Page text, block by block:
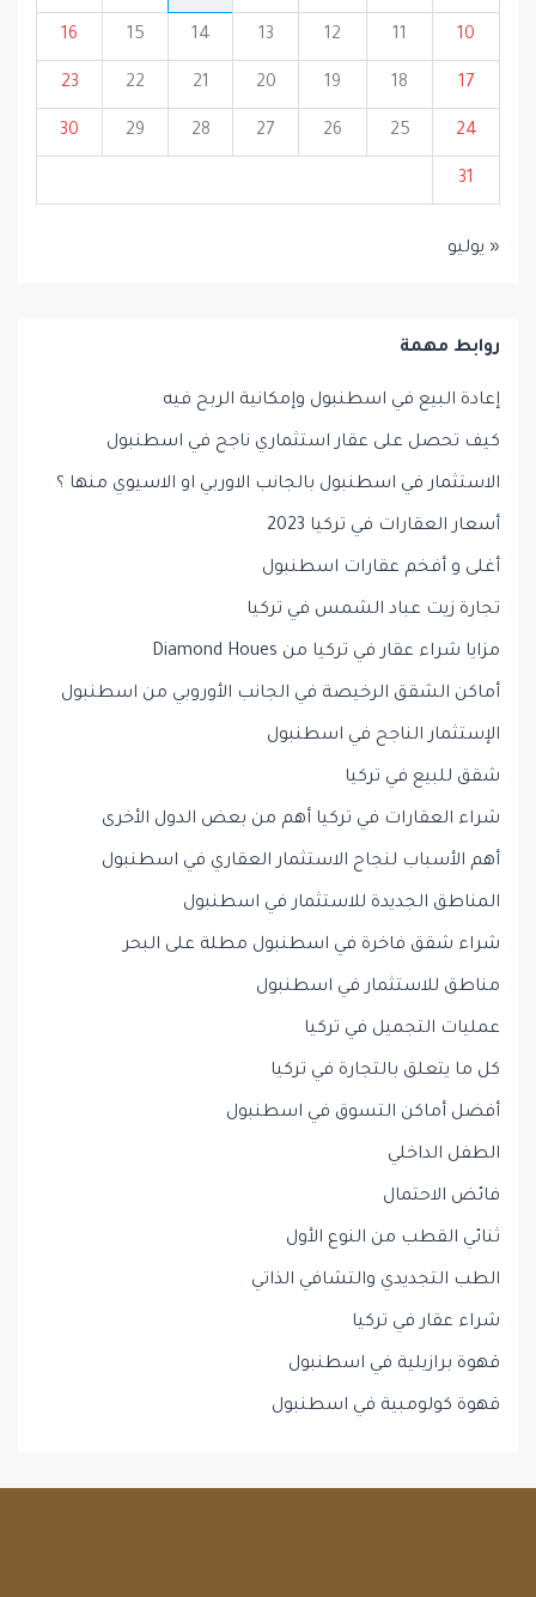
10
11
12
13
14
15
16
17
18
19
20
21
22
23
24
25
26
27
28
29
30
31
« يوليو
روابط مهمة
إعادة البيع في اسطنبول وإمكانية الربح فيه
كيف تحصل على عقار استثماري ناجح في اسطنبول
الاستثمار في اسطنبول بالجانب الاوربي او الاسيوي منها ؟
أسعار العقارات في تركيا 2023
أغلى و أفخم عقارات اسطنبول
تجارة زيت عباد الشمس في تركيا
مزايا شراء عقار في تركيا من Diamond Houes
أماكن الشقق الرخيصة في الجانب الأوروبي من اسطنبول
الإستثمار الناجح في اسطنبول
شقق للبيع في تركيا
شراء العقارات في تركيا أهم من بعض الدول الأخرى
أهم الأسباب لنجاح الاستثمار العقاري في اسطنبول
المناطق الجديدة للاستثمار في اسطنبول
شراء شقق فاخرة في اسطنبول مطلة على البحر
مناطق للاستثمار في اسطنبول
عمليات التجميل في تركيا
كل ما يتعلق بالتجارة في تركيا
أفضل أماكن التسوق في اسطنبول
الطفل الداخلي
فائض الاحتمال
ثنائي القطب من النوع الأول
الطب التجديدي والتشافي الذاتي
شراء عقار في تركيا
قهوة برازيلية في اسطنبول
قهوة كولومبية في اسطنبول